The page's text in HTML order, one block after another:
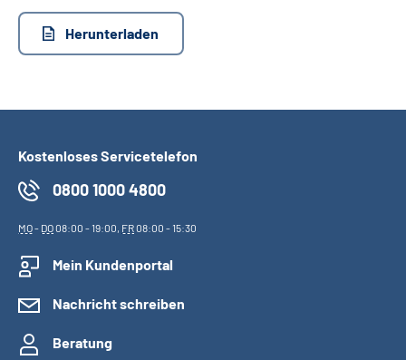
Language
Herunterladen
Kostenloses Servicetelefon
0800 1000 4800
MO- DO08:00 - 19:00, FR08:00 - 15:30
Mein Kundenportal
Nachricht schreiben
Beratung